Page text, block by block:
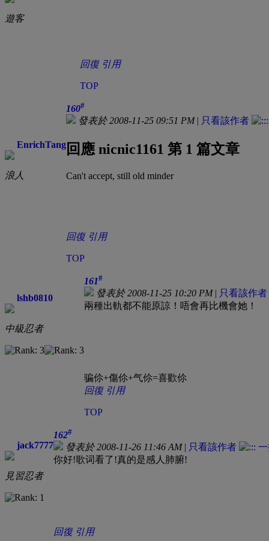
遊客
回復 引用
TOP
EnrichTang
浪人
160#
發表於 2008-11-25 09:51 PM| 只看該作者
回應 nicnic1161 第 1 篇文章
Can't accept, still old minder
回復 引用
TOP
lshb0810
中級忍者
161#
發表於 2008-11-25 10:20 PM| 只看該作者
兩種出軌都不能原諒！唔會再比機會她！
骗伱+傷伱+气伱=喜歡伱
回復 引用
TOP
jack7777
見習忍者
162#
發表於 2008-11-26 11:46 AM| 只看該作者
你好!歌词看了!真的是感人肺腑!
回復 引用